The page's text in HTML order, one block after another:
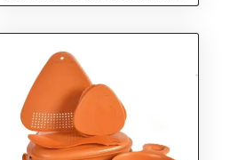
fekete, méret